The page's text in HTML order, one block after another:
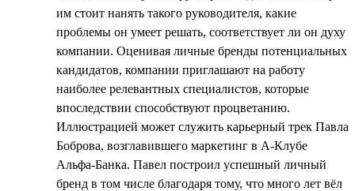
им стоит нанять такого руководителя, какие
проблемы он умеет решать, соответствует ли он духу
компании. Оценивая личные бренды потенциальных
кандидатов, компании приглашают на работу
наиболее релевантных специалистов, которые
впоследствии способствуют процветанию.
Иллюстрацией может служить карьерный трек Павла
Боброва, возглавившего маркетинг в А-Клубе
Альфа-Банка. Павел построил успешный личный
бренд в том числе благодаря тому, что много лет вёл